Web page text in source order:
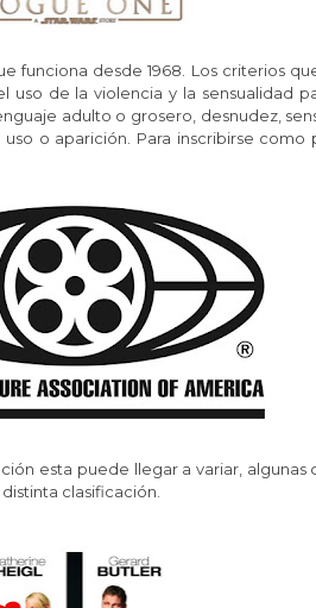
funciona desde 1968. Los criterios
de la violencia y la sensualidad
adulto o grosero, desnudez,
o aparición. Para inscribirse como
esta puede llegar a variar, algunas
clasificación.